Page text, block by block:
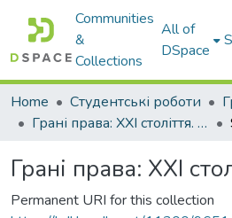
Communities
&
Collections
All of
DSpace
Home Студентські роботи
Грані права: ХХІ століття. Том 1
Грані права: ХХІ
Permanent URI for this collection